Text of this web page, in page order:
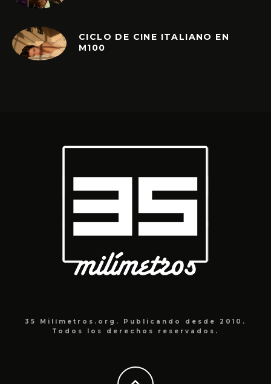
CICLO DE CINE ITALIANO EN
M100
35 Milímetros.org. Publicando desde 2010.
Todos los derechos reservados.